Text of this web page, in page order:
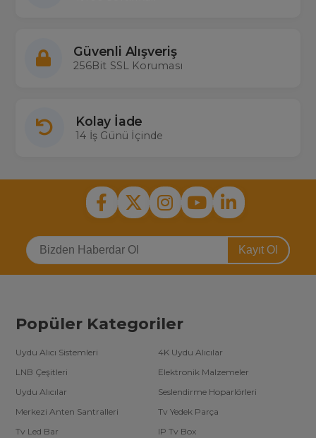
Güvenli Alışveriş
256Bit SSL Koruması
Kolay İade
14 İş Günü İçinde
Kayıt Ol
Popüler Kategoriler
Uydu Alıcı Sistemleri
4K Uydu Alıcılar
LNB Çeşitleri
Elektronik Malzemeler
Uydu Alıcılar
Seslendirme Hoparlörleri
Merkezi Anten Santralleri
Tv Yedek Parça
Tv Led Bar
IP Tv Box